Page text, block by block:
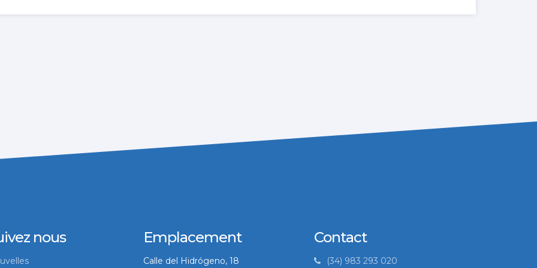
nous Emplacement
Calle del Hidrógeno, 18
Contact
(34) 983 293 020